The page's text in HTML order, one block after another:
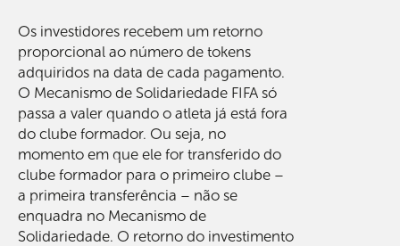
Os investidores recebem um retorno
proporcional ao número de tokens
adquiridos na data de cada pagamento.
O Mecanismo de Solidariedade FIFA só
passa a valer quando o atleta já está fora
do clube formador. Ou seja, no
momento em que ele for transferido do
clube formador para o primeiro clube –
a primeira transferência – não se
enquadra no Mecanismo de
Solidariedade. O retorno do investimento